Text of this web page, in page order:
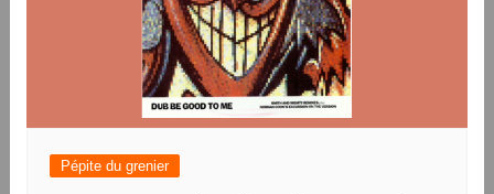
Pépite du grenier